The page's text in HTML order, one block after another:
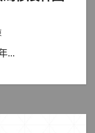
...